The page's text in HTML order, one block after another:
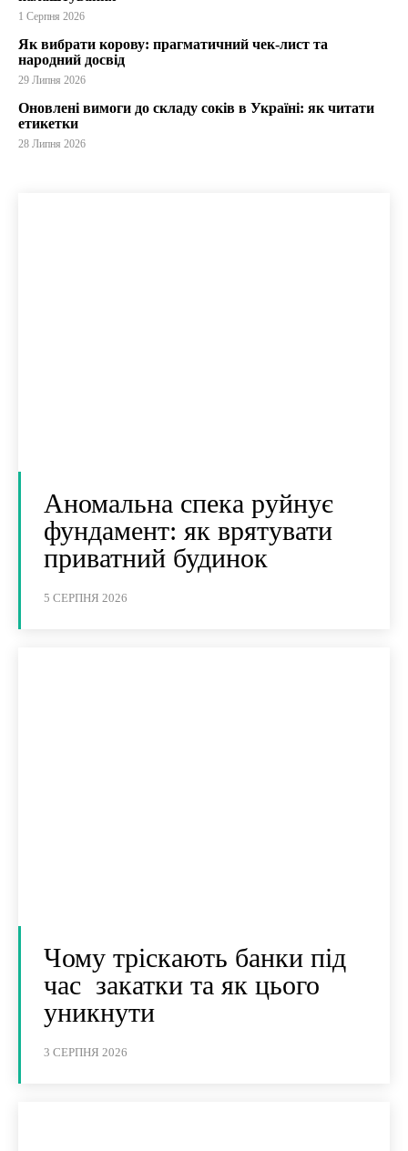
1 Серпня 2026
Як вибрати корову: прагматичний чек-лист та
народний досвід
29 Липня 2026
Оновлені вимоги до складу соків в Україні: як читати
етикетки
28 Липня 2026
Аномальна спека руйнує
фундамент: як врятувати
приватний будинок
5 СЕРПНЯ 2026
Чому тріскають банки під
час закатки та як цього
уникнути
3 СЕРПНЯ 2026